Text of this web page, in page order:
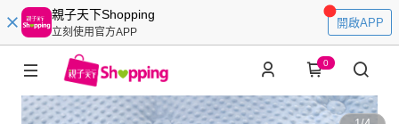
親子天下Shopping
立刻使用官方APP
開啟APP
0